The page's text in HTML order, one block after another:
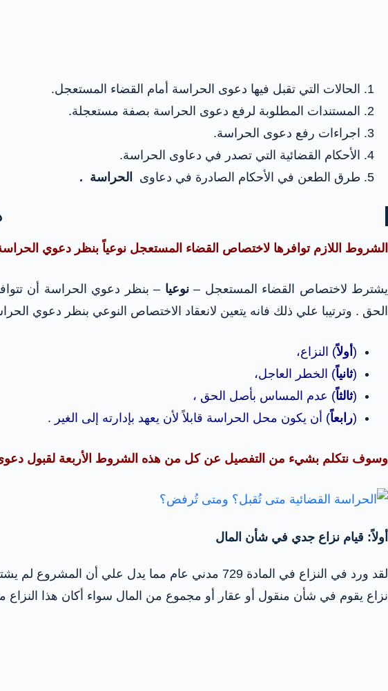
الحالات التي تقبل فيها دعوى الحراسة أمام القضاء المستعجل.
المستندات المطلوبة لرفع دعوى الحراسة بصفة مستعجلة.
اجراءات رفع دعوى الحراسة.
الأحكام القضائية التي تصدر في دعاوى الحراسة.
طرق الطعن في الأحكام الصادرة في دعاوى
الحراسة .
الشروط اللازم توافرها لاختصاص القضاء المستعجل نوعياً بنظر دعوي
يشترط لاختصاص القضاء المستعجل –نوعيا – بنظر دعوي الحراسة أن
الحق . وترتيبا علي ذلك فانه يتعين لانعقاد الاختصاص النوعي بنظر دعوي
( أولاً) النزاع،
(ثانياً) الخطر العاجل،
(ثالثاً) عدم المساس بأصل الحق ،
(رابعاً) أن يكون محل الحراسة قابلاً لأن يعهد بإدارته إلى الغير .
وسوف نتكلم بشيء من التفصيل عن كل من هذه الشروط الأربعة لقبول دعوى
أولاً: قيام نزاع جدي في شأن المال
لقد ورد في النزاع في المادة 729 مدني عام مما
نزاع يقوم في شأن منقول أو عقار أو مجموع من المال سواء أكان هذا النزاع